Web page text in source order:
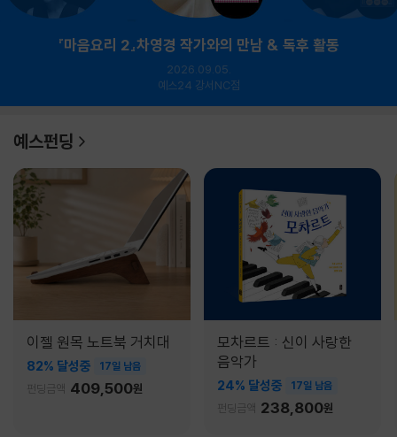
『마음요리 2』차영경 작가와의 만남 & 독후 활동
2026.09.05.
예스24 강서NC점
예스펀딩
이젤 원목 노트북 거치대
82% 달성중 17일 남음
펀딩금액 409,500원
모차르트 : 신이 사랑한
음악가
24% 달성중 17일 남음
펀딩금액 238,800원